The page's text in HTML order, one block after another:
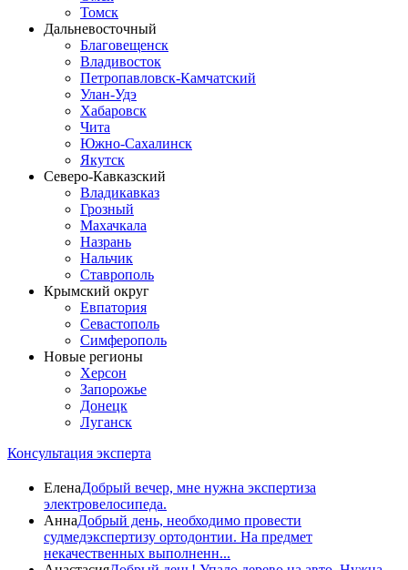
Томск
Дальневосточный
Благовещенск
Владивосток
Петропавловск-Камчатский
Улан-Удэ
Хабаровск
Чита
Южно-Сахалинск
Якутск
Северо-Кавказский
Владикавказ
Грозный
Махачкала
Назрань
Нальчик
Ставрополь
Крымский округ
Евпатория
Севастополь
Симферополь
Новые регионы
Херсон
Запорожье
Донецк
Луганск
Консультация эксперта
ЕленаДобрый вечер, мне нужна экспертиза
электровелосипеда.
АннаДобрый день, необходимо провести
судмедэкспертизу ортодонтии. На предмет
некачественных выполненн...